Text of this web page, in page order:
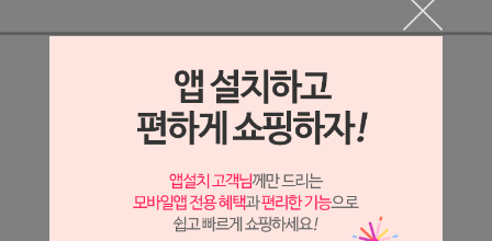
상세정보 새창 열기
※ 필독해주세요 ※